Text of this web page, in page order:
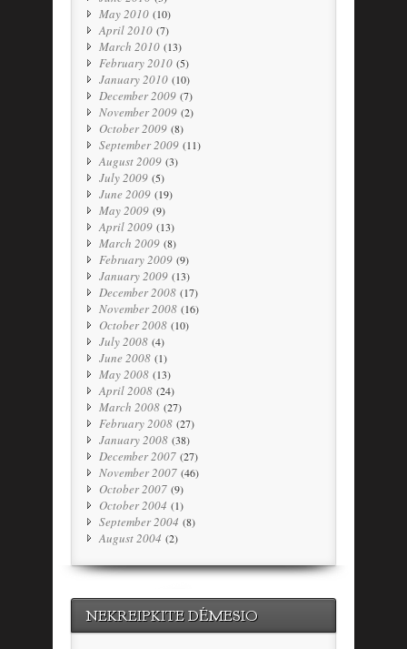
May 2010 (10)
April 2010 (7)
March 2010 (13)
February 2010 (5)
January 2010 (10)
December 2009 (7)
November 2009 (2)
October 2009 (8)
September 2009 (11)
August 2009 (3)
July 2009 (5)
June 2009 (19)
May 2009 (9)
April 2009 (13)
March 2009 (8)
February 2009 (9)
January 2009 (13)
December 2008 (17)
November 2008 (16)
October 2008 (10)
July 2008 (4)
June 2008 (1)
May 2008 (13)
April 2008 (24)
March 2008 (27)
February 2008 (27)
January 2008 (38)
December 2007 (27)
November 2007 (46)
October 2007 (9)
October 2004 (1)
September 2004 (8)
August 2004 (2)
NEKREIPKITE DĖMESIO